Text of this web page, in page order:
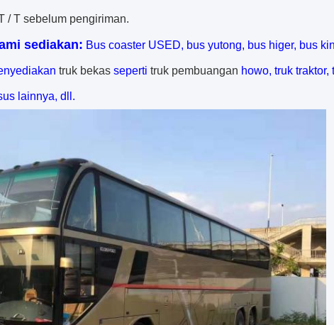
/ T sebelum pengiriman.
sediakan: Bus coaster USED, bus yutong, bus higer, bus
truk bekas seperti truk pembuangan howo, truk
lainnya, dll.